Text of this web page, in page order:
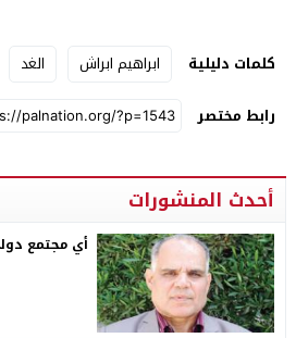
كلمات دليلية ابراهيم ابراش
الغد
رابط مختصر
أحدث المنشورات
أي مجتمع